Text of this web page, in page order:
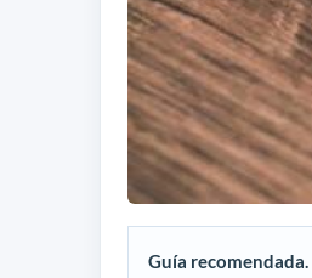
Guía recomendada.